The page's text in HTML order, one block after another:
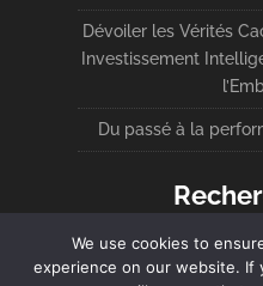
Dévoiler les Vérités
Investissement
Du passé à la
We use cookies to
experience on our website.